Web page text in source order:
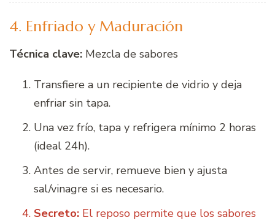
4. Enfriado y Maduración
Técnica clave: Mezcla de sabores
Transfiere a un recipiente de vidrio y deja
enfriar sin tapa.
Una vez frío, tapa y refrigera mínimo 2 horas
(ideal 24h).
Antes de servir, remueve bien y ajusta
sal/vinagre si es necesario.
Secreto: El reposo permite que los sabores